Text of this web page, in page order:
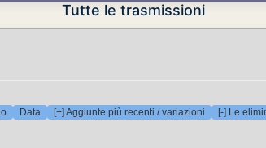
Tutte le trasmissioni
Data [+] Aggiunte più recenti / variazioni [-] Le